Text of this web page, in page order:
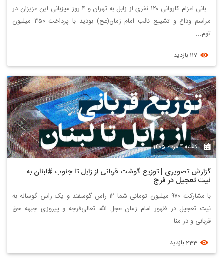
بانی اعزام کاروانی ۱۲۰ نفری از زابل به تهران و ۴ روز میزبانی این عزیزان در
مراسم وداع و تشییع نائب امام زمان(عج) بودید با پرداخت ۳۵۰ میلیون
توم...
یکشنبه 4 مرداد 1405
گزارش تصویری | توزیع گوشت قربانی از زابل تا جنوب #لبنان به
نیت تعجیل در فرج
با مشارکت ۹۷۰ میلیون تومانی شما ۱۲ راس گوسفند و یک راس گوساله به
نیت تعجیل در ظهور امام زمان عجل الله تعالی‌فرجه و پیروزی جبهه حق
قربانی و در منا...